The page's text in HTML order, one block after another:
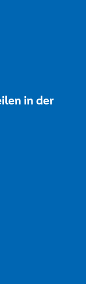
in der